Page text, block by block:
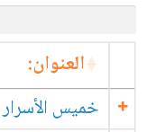
العنوان:
خميس الأسرار